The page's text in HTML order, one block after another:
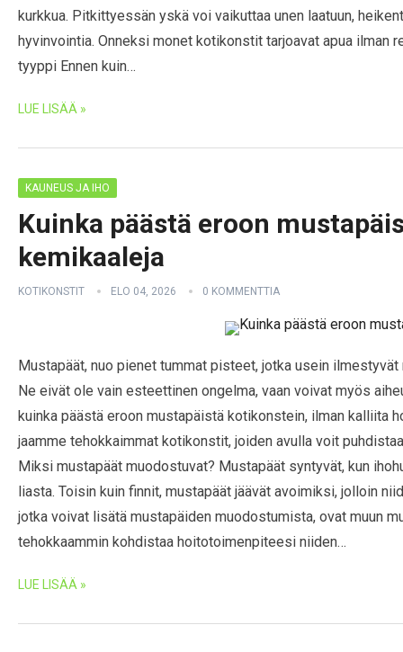
kurkkua. Pitkittyessän yskä voi vaikuttaa unen laatuun,
hyvinvointia. Onneksi monet kotikonstit tarjoavat apua ilman
tyyppi Ennen kuin…
LUE LISÄÄ »
KAUNEUS JA IHO
Kuinka päästä eroon
kemikaaleja
KOTIKONSTIT ELO 04, 2026 0 KOMMENTTIA
Mustapäät, nuo pienet tummat pisteet, jotka usein ilmestyvät
Ne eivät ole vain esteettinen ongelma, vaan voivat myös
kuinka päästä eroon mustapäistä kotikonstein, ilman kalliita
jaamme tehokkaimmat kotikonstit, joiden avulla voit
Miksi mustapäät muodostuvat? Mustapäät syntyvät, kun
liasta. Toisin kuin finnit, mustapäät jäävät avoimiksi, jolloin
jotka voivat lisätä mustapäiden muodostumista, ovat muun
tehokkaammin kohdistaa hoitotoimenpiteesi niiden…
LUE LISÄÄ »